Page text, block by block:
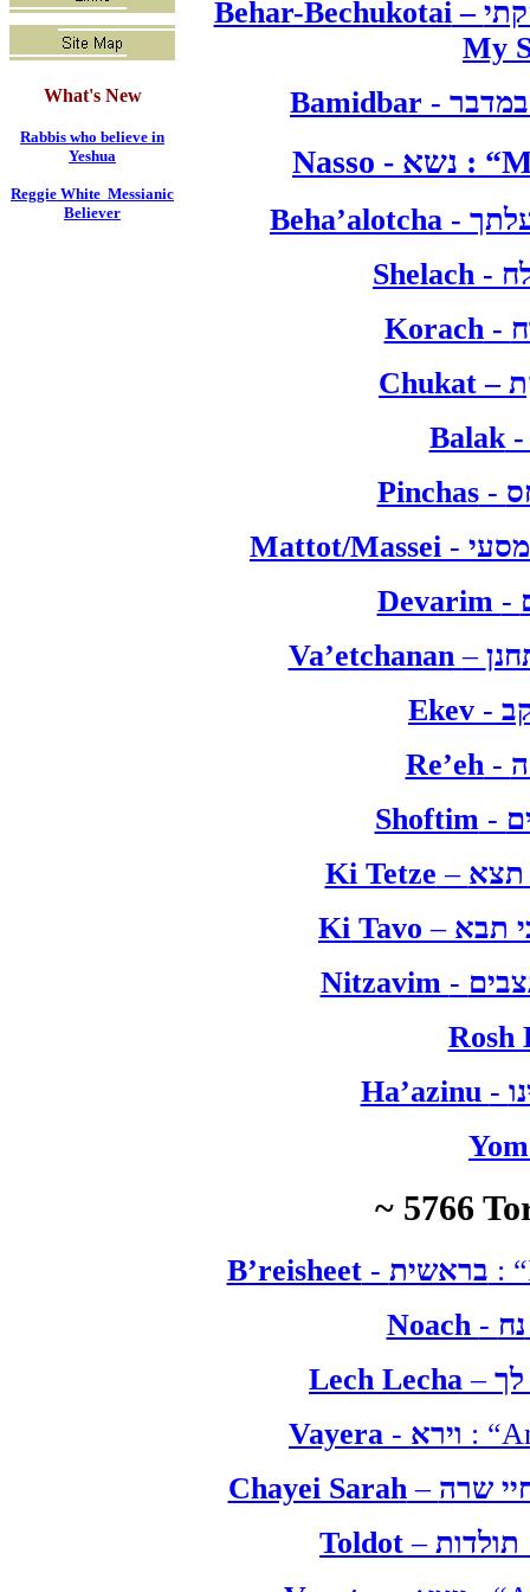
What's New
Rabbis who believe in
Yeshua
Reggie White Messianic
Believer
Behar-Bechukotai–
My
Bamidbar - במדבר
Nasso - נשא :
Beha’alotcha -
Shelach -
Korach-
Chukat–
Balak
Pinchas-
Mattot/Massei -
Devarim -
Va’etchanan–
Ekev -
Re’eh-
Shoftim-
Ki Tetze – תצא
Ki Tavo – תבא
Nitzavim -
Rosh
Ha’azinu -
~ 5766
B’reisheet- בראשית :
Noach -
Lech Lecha –
Vayera -
:
Chayei Sarah–
Toldot–